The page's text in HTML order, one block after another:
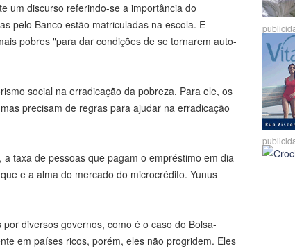
um discurso referindo-se a importância do
pelo Banco estão matriculadas na escola. E
pobres "para dar condições de se tornarem auto-
social na erradicação da pobreza. Para ele, os
precisam de regras para ajudar na erradicação
taxa de pessoas que pagam o empréstimo em dia
e a alma do mercado do microcrédito. Yunus
diversos governos, como é o caso do Bolsa-
em países ricos, porém, eles não progridem. Eles